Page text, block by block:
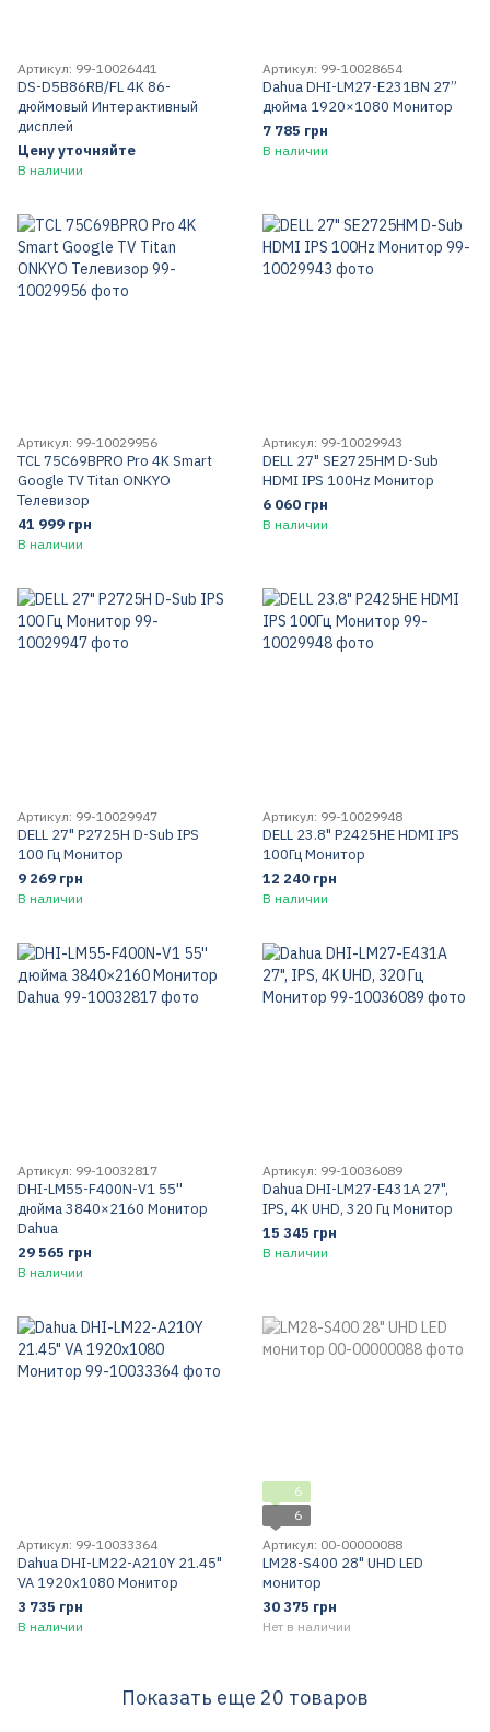
Артикул: 99-10026441
DS-D5B86RB/FL 4K 86-
дюймовый Интерактивный
дисплей
Цену уточняйте
В наличии
Артикул: 99-10028654
Dahua DHI-LM27-E231BN 27”
дюйма 1920×1080 Монитор
7 785 грн
В наличии
Артикул: 99-10029956
TCL 75C69BPRO Pro 4K Smart
Google TV Titan ONKYO
Телевизор
41 999 грн
В наличии
Артикул: 99-10029943
DELL 27" SE2725HM D-Sub
HDMI IPS 100Hz Монитор
6 060 грн
В наличии
Артикул: 99-10029947
DELL 27" P2725H D-Sub IPS
100 Гц Монитор
9 269 грн
В наличии
Артикул: 99-10029948
DELL 23.8" P2425HE HDMI IPS
100Гц Монитор
12 240 грн
В наличии
Артикул: 99-10032817
DHI-LM55-F400N-V1 55''
дюйма 3840×2160 Монитор
Dahua
29 565 грн
В наличии
Артикул: 99-10036089
Dahua DHI-LM27-E431A 27",
IPS, 4K UHD, 320 Гц Монитор
15 345 грн
В наличии
Артикул: 99-10033364
Dahua DHI-LM22-A210Y 21.45"
VA 1920x1080 Монитор
3 735 грн
В наличии
6
6
Артикул: 00-00000088
LM28-S400 28" UHD LED
монитор
30 375 грн
Нет в наличии
Показать еще 20 товаров